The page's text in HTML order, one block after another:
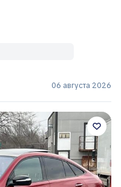
06 августа 2026